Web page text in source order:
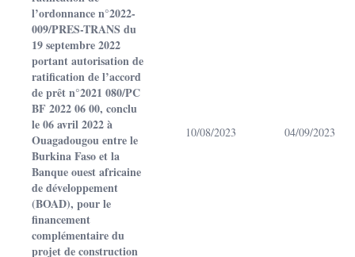
l’ordonnance n°2022-
009/PRES-TRANS du
19 septembre 2022
portant autorisation de
ratification de l’accord
de prêt n°2021 080/PC
BF 2022 06 00, conclu
le 06 avril 2022 à
Ouagadougou entre le
Burkina Faso et la
Banque ouest africaine
de développement
(BOAD), pour le
financement
complémentaire du
projet de construction
10/08/2023 04/09/2023